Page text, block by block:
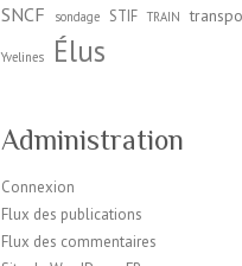
SNCF sondage STIF TRAIN
Yvelines Élus
Administration
Connexion
Flux des publications
Flux des commentaires